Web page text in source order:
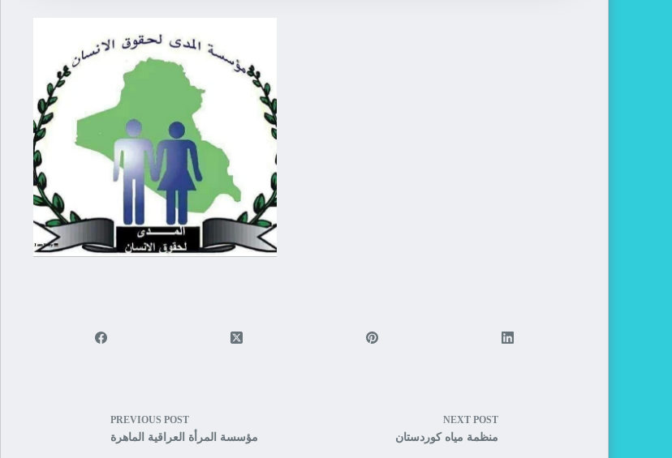
PREVIOUS POST
مؤسسة المرأة العراقية الماهرة
NEXT POST
منظمة مياه كوردستان